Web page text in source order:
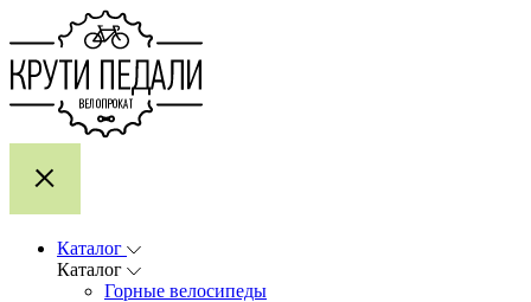
Каталог
Каталог
Горные велосипеды